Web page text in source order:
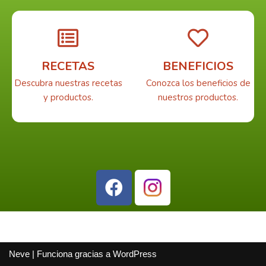
RECETAS
Descubra nuestras recetas
y productos.
BENEFICIOS
Conozca los beneficios de
nuestros productos.
Neve | Funciona gracias a WordPress